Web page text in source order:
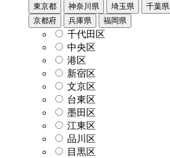
東京都 神奈川県 埼玉県 千葉県
京都府
兵庫県 福岡県
千代田区
中央区
港区
新宿区
文京区
台東区
墨田区
江東区
品川区
目黒区